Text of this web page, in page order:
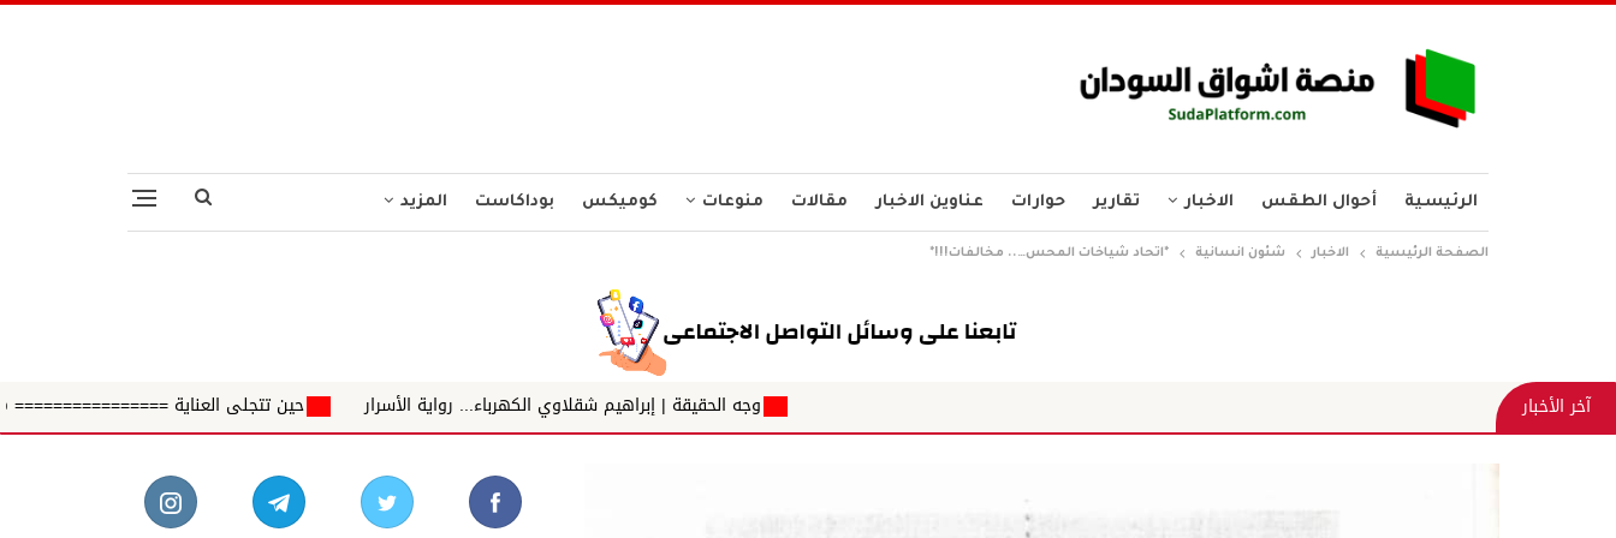
الرئيسية أحوال الطقس الاخبار تقارير حوارات عناوين الاخبار مقالات منوعات كوميكس بوداكاست المزيد
الصفحة الرئيسية الاخبار شئون انسانية *اتحاد شياخات المحس….. مخالفات!!!*
آخر الأخبار وجه الحقيقة | إبراهيم شقلاوي الكهرباء... رواية الأسرار حين تتجلى العناية ================ ✍️*كتب/ حسن